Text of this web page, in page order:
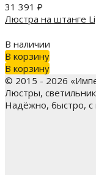
31 391 ₽
Люстра на штанге
В наличии
В корзину
В корзину
© 2015 - 2026
Люстры,
Надёжно, быстро, с